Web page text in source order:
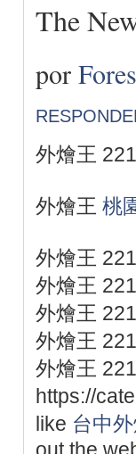
The
por
外燴王
外燴王 桃
外燴王
外燴王
外燴王
外燴王
外燴王
https://
like 台中
out the